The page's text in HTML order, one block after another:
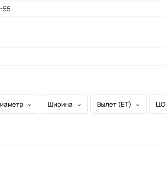
55
литые диски
кованые диски
диски в оригинальных стилях
Ширина Вылет (ET) ЦО